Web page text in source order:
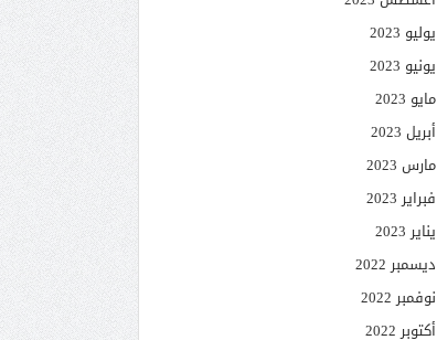
يوليو 2023
يونيو 2023
مايو 2023
أبريل 2023
مارس 2023
فبراير 2023
يناير 2023
ديسمبر 2022
نوفمبر 2022
أكتوبر 2022